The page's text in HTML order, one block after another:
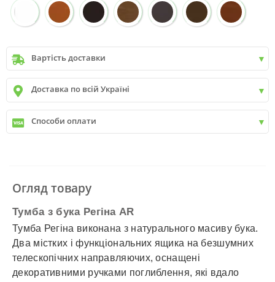
Вартість доставки
Київдо9999 грн. -400 грн.
Київвід9999 грн - БЕЗКОШТОВНО
Київ передмістя +30 грн\км
Доставка по всій Україні
✓Нова пошта
✓Делівері
✓Автолюкс
Способи оплати
✓ Детальніше
Огляд товару
Тумба з бука Регіна AR
Тумба Регіна виконана з натурального масиву бука.
Два містких і функціональних ящика на безшумних
телескопічних направляючих, оснащені
декоративними ручками поглиблення, які вдало